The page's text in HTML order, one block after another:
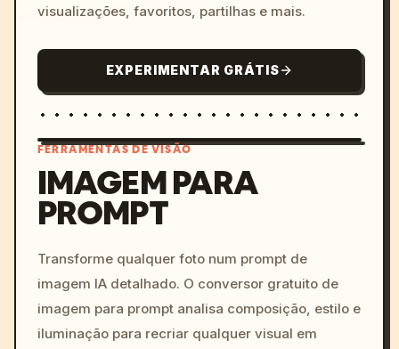
visualizações, favoritos, partilhas e mais.
EXPERIMENTAR GRÁTIS
colors, 8k --v 6.0
FERRAMENTAS DE VISÃO
IMAGEM PARA
PROMPT
Transforme qualquer foto num prompt de
imagem IA detalhado. O conversor gratuito de
imagem para prompt analisa composição, estilo e
iluminação para recriar qualquer visual em